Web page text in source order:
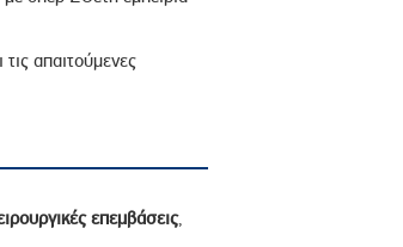
απαιτούμενες
επεμβάσεις,